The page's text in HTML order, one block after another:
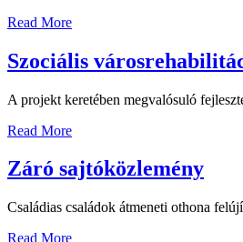
Read More
Szociális
A projekt keretében megvalósuló
Read More
Záró sajtóközlemény
Családias családok átmeneti othona
Read More